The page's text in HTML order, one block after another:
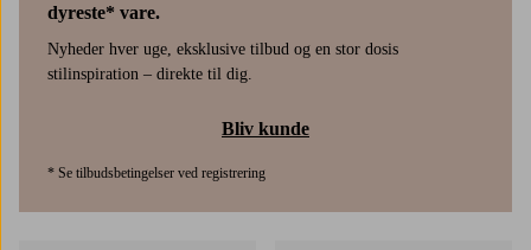
dyreste* vare.
Nyheder hver uge, eksklusive tilbud og en stor dosis
stilinspiration – direkte til dig.
Bliv kunde
* Se tilbudsbetingelser ved registrering